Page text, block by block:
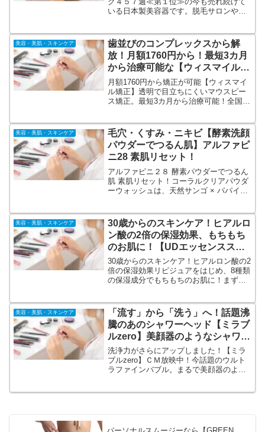
いる日本製美容器です。脱毛サロンや脱
ッジの登場により従来の約２０倍以上照
射が出来るので、家族でも使い放題！
美容・美肌・スキンケア
歯並びのコンプレックスから解
放！月額1760円から！最短3カ月
から治療可能な【ウィスマイル矯
正】透明で目立ちにくいマウスピ
ース矯正！
月額1760円から矯正が可能【ウィスマイ
ル矯正】透明で目立ちにくいマウスピー
ス矯正。最短3カ月から治療可能！全国に
ライン（口ゴボ）の見栄えを気にしてい
る方。など歯（見た目）のコンプレック
スに。
美容・美肌・スキンケア
毛穴・くすみ・ニキビ【酵素洗顔
パウダーでつるん肌】アルファピ
ニ28 素肌リセット！
アルファピニ２８ 酵素パウダーでつるん
肌 素肌リセット！コーラルクリアパウダ
ーウォッシュは、天然サンゴ × パパイン
で肌に優しく綺麗に角質を落としてスッ
キリと余分な皮脂を除去してくれます。
美容・美肌・スキンケア
30歳からのスキンケア！ヒアルロ
ン酸の2倍の保湿効果、もちもち
のお肌に！【UDエッセンススキ
ンローション】初回限定キャンペ
ーン！
30歳からのスキンケア！ヒアルロン酸の2
倍の保湿効果リピジュアをはじめ、8種類
の保湿成分でもちもちのお肌に！まずは
ョン】公式オンラインショップ。お肌の
弱い方も毎日ご使用いただけます。
美容・美肌・スキンケア
「流す」から「洗う」へ！話題沸
騰のあのシャワーヘッド【ミラブ
ルzero】美顔器のようなシャワー
ヘッド！
洗浄力がさらにアップしました！【ミラ
ブルzero】ＣＭ放映中！今話題のウルト
ラファインバブル。まるで美顔器のよう